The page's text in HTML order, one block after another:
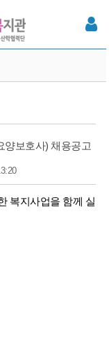
양보호사) 채용공고
복지사업을 함께 실